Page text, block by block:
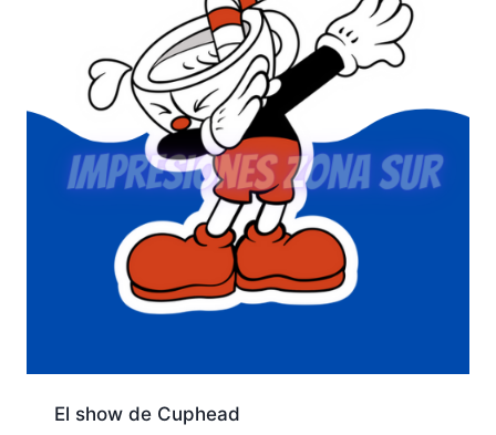
El show de Cuphead